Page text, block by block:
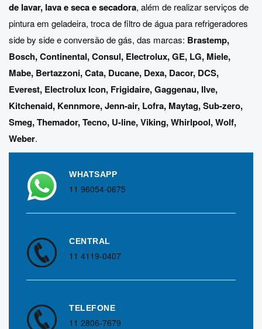
de lavar, lava e seca e secadora, além de realizar serviços de
pintura em geladeira, troca de filtro de água para refrigeradores
side by side e conversão de gás, das marcas: Brastemp,
Bosch,Continental,Consul, Electrolux,GE, LG, Miele,
Mabe, Bertazzoni,Cata, Ducane, Dexa, Dacor, DCS,
Everest, Electrolux Icon, Frigidaire,Gaggenau, Ilve,
Kitchenaid, Kennmore,Jenn-air, Lofra, Maytag,Sub-zero,
Smeg,Themador,Tecno, U-line,Viking,Whirlpool,Wolf,
Weber.
WHATSAPP
11 96054-0675
CENTRAL
11 4119-0407
TELEFONE
11 2806-7679